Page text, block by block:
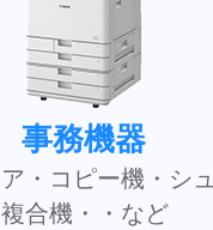
事務機器
・コピー機・シ
合機・・など